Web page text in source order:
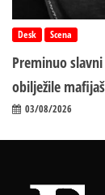
Desk Scena
Preminuo
obilježile
03/08/2026